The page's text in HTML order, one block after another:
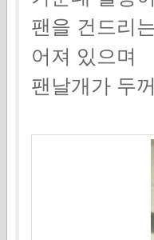
팬을 건드리
어져 있으며
팬날개가 두